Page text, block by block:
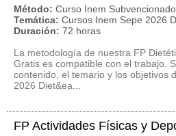
Método: Curso Inem
Temática: Cursos Inem Sepe 2026
Duración: 72 horas
La metodología de nuestra FP
Gratis es compatible con el trabajo.
contenido, el temario y los objetivos
2026 Diet&ea...
FP Actividades Físicas y